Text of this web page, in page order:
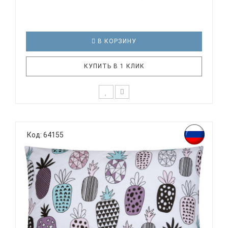
В КОРЗИНУ
КУПИТЬ В 1 КЛИК
родитель подходит очень основательно. Ведь
ребенок большую часть времени проводит в
кровати. И натуральность тканей, нежный и
веселый рисунок, высокая устойчивость к частым
стиркам – очень важные параметр..
Код: 64155